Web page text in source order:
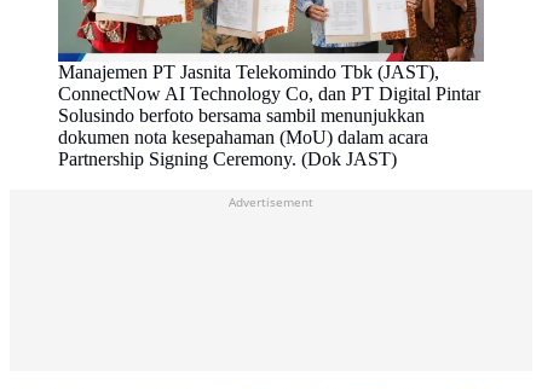
Manajemen PT Jasnita Telekomindo Tbk (JAST),
ConnectNow AI Technology Co, dan PT Digital Pintar
Solusindo berfoto bersama sambil menunjukkan
dokumen nota kesepahaman (MoU) dalam acara
Partnership Signing Ceremony. (Dok JAST)
Advertisement